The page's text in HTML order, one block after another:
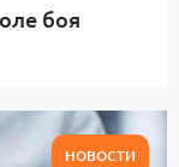
боя
НОВОСТИ